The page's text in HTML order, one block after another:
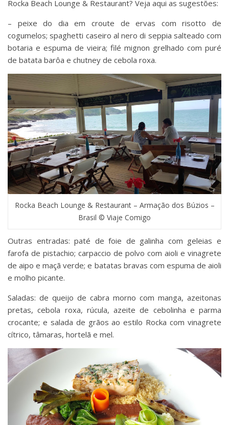
Rocka Beach Lounge & Restaurant? Veja aqui as sugestões:
– peixe do dia em croute de ervas com risotto de
cogumelos; spaghetti caseiro al nero di seppia salteado com
botaria e espuma de vieira; filé mignon grelhado com puré
de batata barôa e chutney de cebola roxa.
Rocka Beach Lounge & Restaurant – Armação dos Búzios –
Brasil © Viaje Comigo
Outras entradas: paté de foie de galinha com geleias e
farofa de pistachio; carpaccio de polvo com aioli e vinagrete
de aipo e maçã verde; e batatas bravas com espuma de aioli
e molho picante.
Saladas: de queijo de cabra morno com manga, azeitonas
pretas, cebola roxa, rúcula, azeite de cebolinha e parma
crocante; e salada de grãos ao estilo Rocka com vinagrete
cítrico, tâmaras, hortelã e mel.